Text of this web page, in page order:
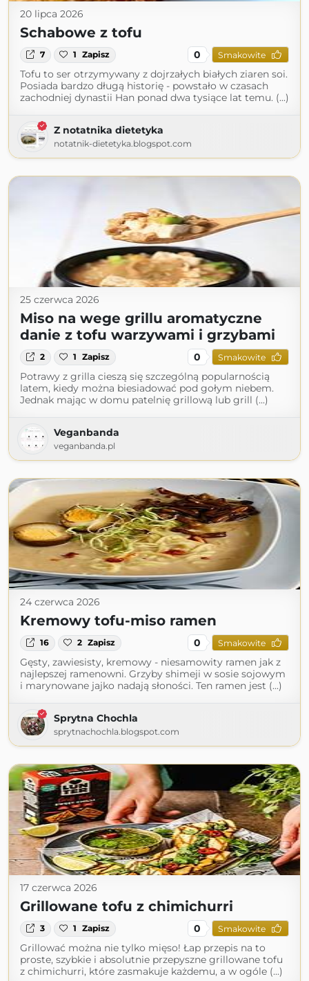
20 lipca 2026
Schabowe z tofu
7 1 Zapisz 0 Smakowite
Tofu to ser otrzymywany z dojrzałych białych ziaren soi.
Posiada bardzo długą historię - powstało w czasach
zachodniej dynastii Han ponad dwa tysiące lat temu. (...)
Z notatnika dietetyka
notatnik-dietetyka.blogspot.com
25 czerwca 2026
Miso na wege grillu aromatyczne
danie z tofu warzywami i grzybami
2 1 Zapisz 0 Smakowite
Potrawy z grilla cieszą się szczególną popularnością
latem, kiedy można biesiadować pod gołym niebem.
Jednak mając w domu patelnię grillową lub grill (...)
Veganbanda
veganbanda.pl
24 czerwca 2026
Kremowy tofu-miso ramen
16 2 Zapisz 0 Smakowite
Gęsty, zawiesisty, kremowy - niesamowity ramen jak z
najlepszej ramenowni. Grzyby shimeji w sosie sojowym
i marynowane jajko nadają słoności. Ten ramen jest (...)
Sprytna Chochla
sprytnachochla.blogspot.com
17 czerwca 2026
Grillowane tofu z chimichurri
3 1 Zapisz 0 Smakowite
Grillować można nie tylko mięso! Łap przepis na to
proste, szybkie i absolutnie przepyszne grillowane tofu
z chimichurri, które zasmakuje każdemu, a w ogóle (...)